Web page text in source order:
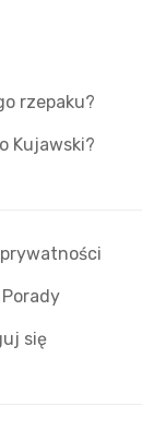
rzepaku?
Kujawski?
Porady
się